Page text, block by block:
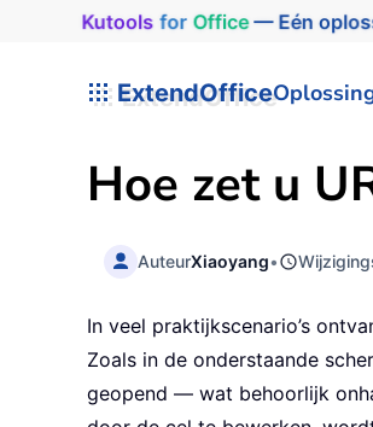
Kutools for Office— Eén
ExtendOffice
Hoe zet u
AuteurXiaoyang•
In veel praktijkscenario’s
Zoals in de onderstaande
geopend — wat behoorlijk